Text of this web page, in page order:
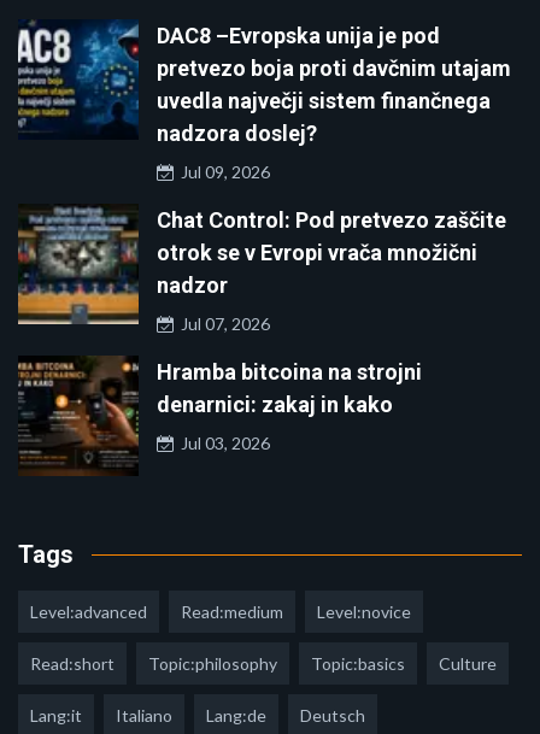
DAC8 –Evropska unija je pod
pretvezo boja proti davčnim utajam
uvedla največji sistem finančnega
nadzora doslej?
Jul 09, 2026
Chat Control: Pod pretvezo zaščite
otrok se v Evropi vrača množični
nadzor
Jul 07, 2026
Hramba bitcoina na strojni
denarnici: zakaj in kako
Jul 03, 2026
Tags
Level:advanced Read:medium Level:novice
Read:short Topic:philosophy Topic:basics Culture
Lang:it Italiano Lang:de Deutsch